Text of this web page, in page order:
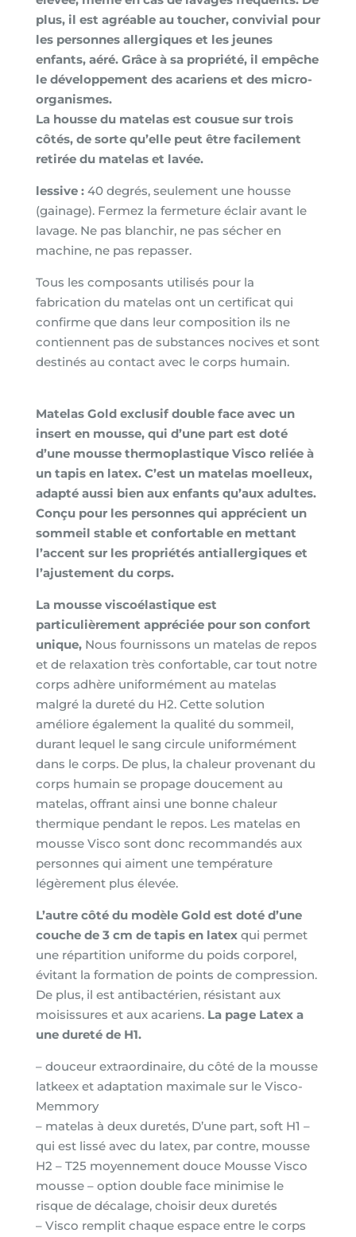
plus, il est agréable au toucher, convivial pour
les personnes allergiques et les jeunes
enfants, aéré. Grâce à sa propriété, il empêche
le développement des acariens et des micro-
organismes.
La housse du matelas est cousue sur trois
côtés, de sorte qu’elle peut être facilement
retirée du matelas et lavée.
lessive : 40 degrés, seulement une housse
(gainage). Fermez la fermeture éclair avant le
lavage. Ne pas blanchir, ne pas sécher en
machine, ne pas repasser.
Tous les composants utilisés pour la
fabrication du matelas ont un certificat qui
confirme que dans leur composition ils ne
contiennent pas de substances nocives et sont
destinés au contact avec le corps humain.
Matelas Gold exclusif double face avec un
insert en mousse, qui d’une part est doté
d’une mousse thermoplastique Visco reliée à
un tapis en latex. C’est un matelas moelleux,
adapté aussi bien aux enfants qu’aux adultes.
Conçu pour les personnes qui apprécient un
sommeil stable et confortable en mettant
l’accent sur les propriétés antiallergiques et
l’ajustement du corps.
La mousse viscoélastique est
particulièrement appréciée pour son confort
unique, Nous fournissons un matelas de repos
et de relaxation très confortable, car tout notre
corps adhère uniformément au matelas
malgré la dureté du H2. Cette solution
améliore également la qualité du sommeil,
durant lequel le sang circule uniformément
dans le corps. De plus, la chaleur provenant du
corps humain se propage doucement au
matelas, offrant ainsi une bonne chaleur
thermique pendant le repos. Les matelas en
mousse Visco sont donc recommandés aux
personnes qui aiment une température
légèrement plus élevée.
L’autre côté du modèle Gold est doté d’une
couche de 3 cm de tapis en latex qui permet
une répartition uniforme du poids corporel,
évitant la formation de points de compression.
De plus, il est antibactérien, résistant aux
moisissures et aux acariens. La page Latex a
une dureté de H1.
– douceur extraordinaire, du côté de la mousse
latkeex et adaptation maximale sur le Visco-
Memmory
– matelas à deux duretés, D’une part, soft H1 –
qui est lissé avec du latex, par contre, mousse
H2 – T25 moyennement douce Mousse Visco
mousse – option double face minimise le
risque de décalage, choisir deux duretés
– Visco remplit chaque espace entre le corps